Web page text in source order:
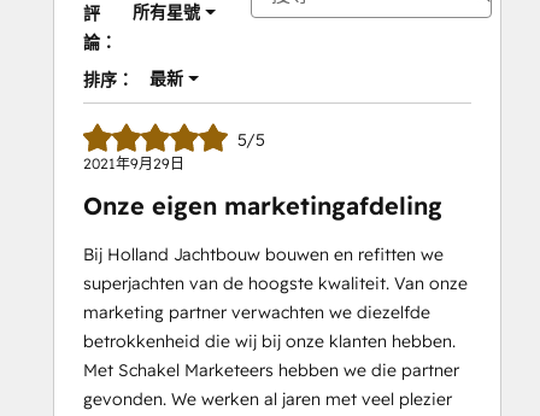
評
論：
所有星號
排序： 最新
5/5
2021年9月29日
Onze eigen marketingafdeling
Bij Holland Jachtbouw bouwen en refitten we
superjachten van de hoogste kwaliteit. Van onze
marketing partner verwachten we diezelfde
betrokkenheid die wij bij onze klanten hebben.
Met Schakel Marketeers hebben we die partner
gevonden. We werken al jaren met veel plezier